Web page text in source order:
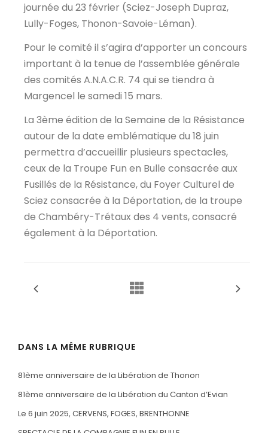
journée du 23 février (Sciez-Joseph Dupraz,
Lully-Foges, Thonon-Savoie-Léman).
Pour le comité il s’agira d’apporter un concours
important à la tenue de l’assemblée générale
des comités A.N.A.C.R. 74 qui se tiendra à
Margencel le samedi 15 mars.
La 3ème édition de la Semaine de la Résistance
autour de la date emblématique du 18 juin
permettra d’accueillir plusieurs spectacles,
ceux de la Troupe Fun en Bulle consacrée aux
Fusillés de la Résistance, du Foyer Culturel de
Sciez consacrée à la Déportation, de la troupe
de Chambéry-Trétaux des 4 vents, consacré
également à la Déportation.
DANS LA MÊME RUBRIQUE
81ème anniversaire de la Libération de Thonon
81ème anniversaire de la Libération du Canton d’Evian
Le 6 juin 2025, CERVENS, FOGES, BRENTHONNE